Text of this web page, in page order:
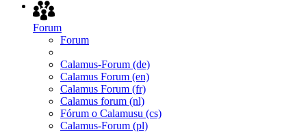
Forum
Forum
Calamus-Forum (de)
Calamus Forum (en)
Calamus Forum (fr)
Calamus forum (nl)
Fórum o Calamusu (cs)
Calamus-Forum (pl)